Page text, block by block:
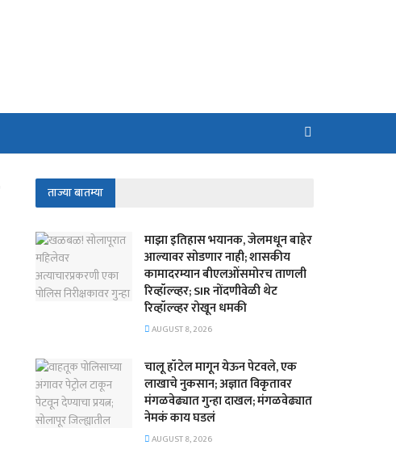
ताज्या बातम्या
माझा इतिहास भयानक, जेलमधून बाहेर
आल्यावर सोडणार नाही; शासकीय
कामादरम्यान बीएलओंसमोरच ताणली
रिव्हॉल्व्हर; SIR नोंदणीवेळी थेट
रिव्हॉल्व्हर रोखून धमकी
AUGUST 8, 2026
चालू हॉटेल मागून येऊन पेटवले, एक
लाखाचे नुकसान; अज्ञात विकृतावर
मंगळवेढ्यात गुन्हा दाखल; मंगळवेढ्यात
नेमकं काय घडलं
AUGUST 8, 2026